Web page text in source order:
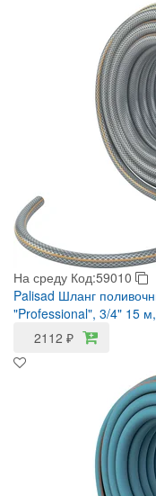
На среду Код:59010
Palisad Шланг
"Professional", 3/4" 15
2112 ₽